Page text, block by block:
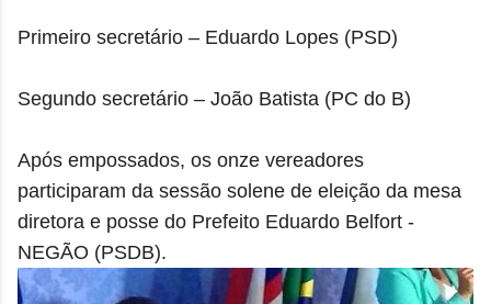
Primeiro secretário – Eduardo Lopes (PSD)
Segundo secretário – João Batista (PC do B)
Após empossados, os onze vereadores
participaram da sessão solene de eleição da mesa
diretora e posse do Prefeito Eduardo Belfort -
NEGÃO (PSDB).